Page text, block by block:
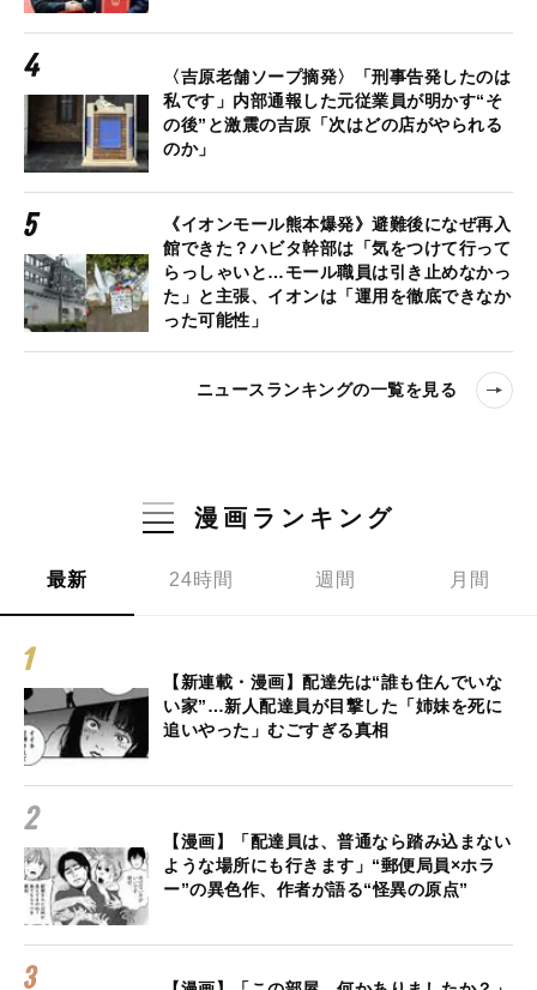
〈吉原老舗ソープ摘発〉「刑事告発したのは
私です」内部通報した元従業員が明かす“そ
の後”と激震の吉原「次はどの店がやられる
のか」
《イオンモール熊本爆発》避難後になぜ再入
館できた？ハビタ幹部は「気をつけて行って
らっしゃいと…モール職員は引き止めなかっ
た」と主張、イオンは「運用を徹底できなか
った可能性」
ニュースランキングの一覧を見る
漫画ランキング
最新 24時間 週間 月間
【新連載・漫画】配達先は“誰も住んでいな
い家”…新人配達員が目撃した「姉妹を死に
追いやった」むごすぎる真相
【漫画】「配達員は、普通なら踏み込まない
ような場所にも行きます」“郵便局員×ホラ
ー”の異色作、作者が語る“怪異の原点”